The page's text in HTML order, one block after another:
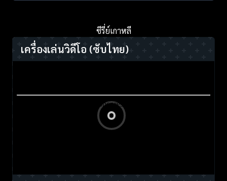
ซีรี่ย์เกาหลี
เครื่องเล่นวิดีโอ (ซับไทย)